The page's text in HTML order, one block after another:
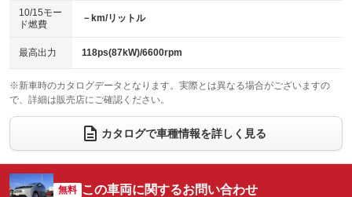
ベンチシート
：装備なし
チップアップシート
：装備なし
：装備なし ：装備なし
ウォークスルー
：装備あり
電動リアゲート フロントカメラ
：装備なし
：装備なし ：装備なし
サイドカメラ
：装備なし ルーフレール
：装備なし
10/15モー
ド燃費
－km/リットル
最高出力 118ps(87kW)/6600rpm
※新車時のカタログデータとなります。実際とは異なる場合がございますの
で、詳細は販売店にご確認ください。
カタログで車種情報を詳しく見る
無料 この車両に関するお問い合わせ